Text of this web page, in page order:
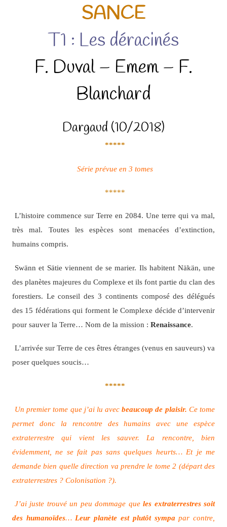
SANCE
T1 : Les déracinés
F. Duval – Emem – F.
Blanchard
Dargaud (10/2018)
*****
Série prévue en 3 tomes
*****
L’histoire commence sur Terre en 2084. Une terre qui va mal,
très mal. Toutes les espèces sont menacées d’extinction,
humains compris.
Swänn et Sätie viennent de se marier. Ils habitent Näkän, une
des planètes majeures du Complexe et ils font partie du clan des
forestiers. Le conseil des 3 continents composé des délégués
des 15 fédérations qui forment le Complexe décide d’intervenir
pour sauver la Terre… Nom de la mission : Renaissance.
L’arrivée sur Terre de ces êtres étranges (venus en sauveurs) va
poser quelques soucis…
*****
Un premier tome que j’ai lu avecbeaucoup de plaisir. Ce tome
permet donc la rencontre des humains avec une espèce
extraterrestre qui vient les sauver. La rencontre, bien
évidemment, ne se fait pas sans quelques heurts… Et je me
demande bien quelle direction va prendre le tome 2 (départ des
extraterrestres ? Colonisation ?).
J’ai juste trouvé un peu dommage queles extraterrestres soit
des humanoïdes… Leur planète est plutôt sympa par contre,